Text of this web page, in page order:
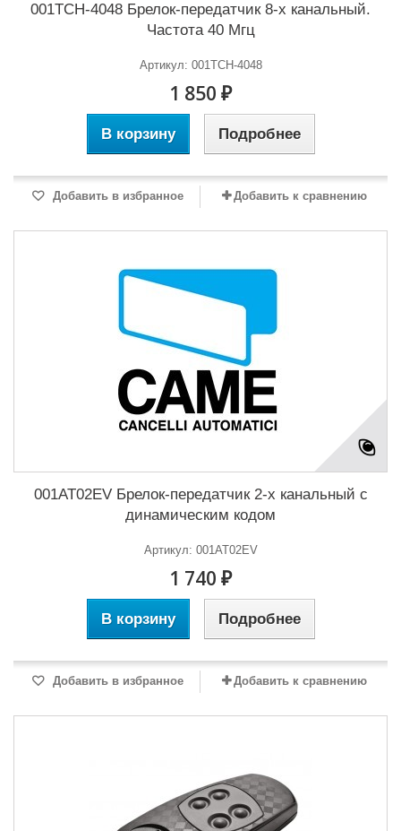
001TCH-4048 Брелок-передатчик 8-х канальный.
Частота 40 Мгц
Артикул: 001TCH-4048
1 850 ₽
В корзину Подробнее
Добавить в избранное Добавить к сравнению
001AT02EV Брелок-передатчик 2-х канальный с
динамическим кодом
Артикул: 001AT02EV
1 740 ₽
В корзину Подробнее
Добавить в избранное Добавить к сравнению